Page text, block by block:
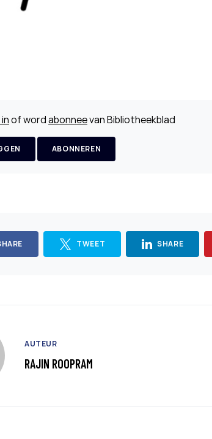
of wordabonneevan Bibliotheekblad
ABONNEREN
TWEET SHARE
AUTEUR
RAJIN ROOPRAM